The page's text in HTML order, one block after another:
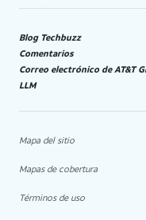
Blog Techbuzz
Comentarios
Correo electrónico de AT&T
LLM
Mapa del sitio
Mapas de cobertura
Términos de uso